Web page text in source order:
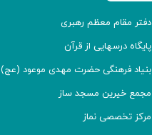
دفتر مقام معظم رهبری
پایگاه درسهایی از قرآن
بنیاد فرهنگی حضرت مهدی موعود (عج)
مجمع خیرین مسجد ساز
مرکز تخصصی نماز